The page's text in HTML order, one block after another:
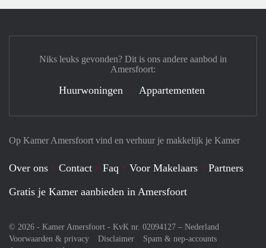
Op Kamer Amersfoort vind en verhuur je makkelijk je Kamer
Over ons Contact Faq Voor Makelaars
Partners
Gratis je Kamer aanbieden in Amersfoort
© 2026 - Kamer Amersfoort - KvK nr. 02094127 – Nederland
Voorwaarden & privacy
Disclaimer
Spam & nep-accounts
Niks leuks gevonden? Dit is ons andere aanbod in
Amersfoort:
Huurwoningen Appartementen